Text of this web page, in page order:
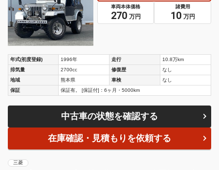
車両本体価格
270 万円
諸費用
10 万円
年式(初度登録) 1996年 走行
10.8万km
排気量
2700cc 修復歴
なし
地域
熊本県 車検
なし
保証
保証有。 [保証付]：6ヶ月・5000km
中古車の状態を確認する
在庫確認・見積もりを依頼する
三菱